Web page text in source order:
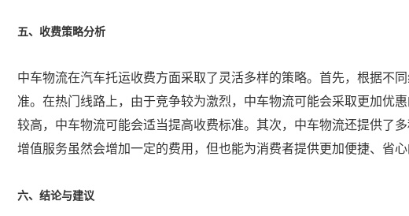
五、收费策略分析
中车物流在汽车托运收费方面采取了灵活多样的策略。首先，根据不
准。在热门线路上，由于竞争较为激烈，中车物流可能会采取更加优
较高，中车物流可能会适当提高收费标准。其次，中车物流还提供了
增值服务虽然会增加一定的费用，但也能为消费者提供更加便捷、省心
六、结论与建议